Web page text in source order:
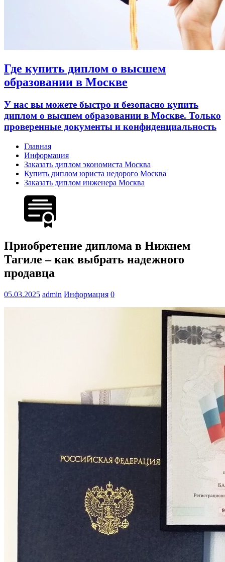
Где купить диплом о высшем
образовании в Москве
У нас вы можете быстро и безопасно купить
диплом о высшем образовании в Москве. Только
проверенные документы и конфиденциальность
Главная
Информация
Заказать диплом экономиста Москва
Купить диплом юриста недорого Москва
Заказать диплом инженера Москва
Приобретение диплома в Нижнем
Тагиле – как выбрать надежного
продавца
05.03.2025 admin Информация 0